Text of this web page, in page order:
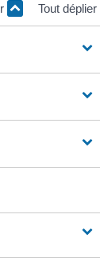
Tout déplier